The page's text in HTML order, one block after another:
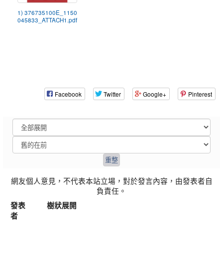
1) 376735100E_1150
045833_ATTACH1.pdf
Facebook Twitter Google+ Pinterest
網友個人意見，不代表本站立場，對於發言內容，由發表者自
負責任。
發表
者
樹狀展開